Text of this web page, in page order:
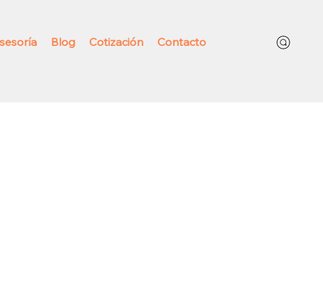
Blog Cotización Contacto